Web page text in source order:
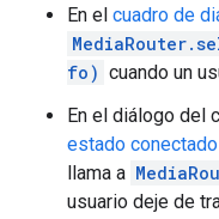
En el cuadro de
fo) cuando un
En el diálogo del
estado conectado
llama a
usuario deje de